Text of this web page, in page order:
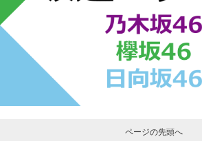
ページの先頭へ